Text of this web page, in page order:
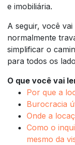
e imobiliária.
A seguir, você
normalmente
simplificar o
para todos os
O que você vai
Por que a
Burocracia
Onde a
Como o
mesmo da